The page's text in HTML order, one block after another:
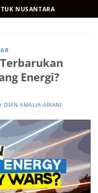
NUSANTARA
Energi?
DIAN AMALIA ARIANI